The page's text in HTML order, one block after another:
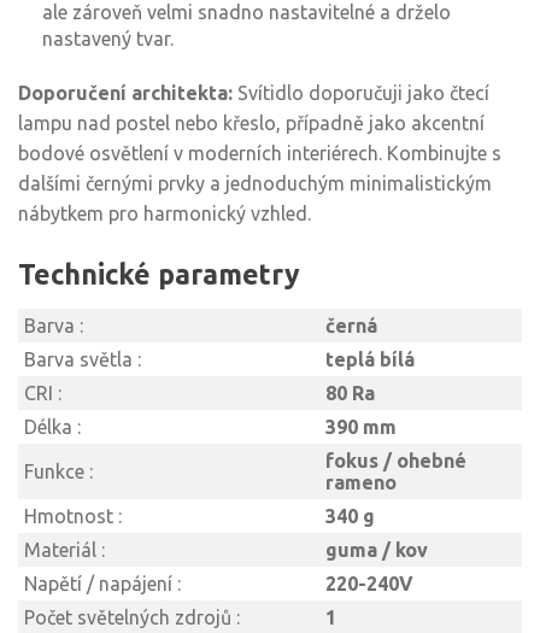
ale zároveň velmi snadno nastavitelné a drželo
nastavený tvar.
Doporučení architekta: Svítidlo doporučuji jako čtecí
lampu nad postel nebo křeslo, případně jako akcentní
bodové osvětlení v moderních interiérech. Kombinujte s
dalšími černými prvky a jednoduchým minimalistickým
nábytkem pro harmonický vzhled.
Technické parametry
Barva :
černá
Barva světla :
teplá bílá
CRI :
80 Ra
Délka :
390 mm
Funkce :
fokus / ohebné
rameno
Hmotnost :
340 g
Materiál :
guma / kov
Napětí / napájení :
220-240V
Počet světelných zdrojů :
1